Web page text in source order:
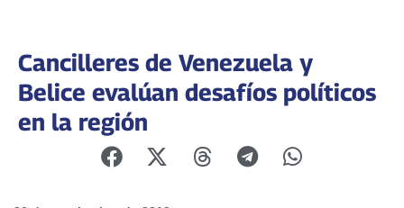
Cancilleres de Venezuela y
Belice evalúan desafíos políticos
en la región